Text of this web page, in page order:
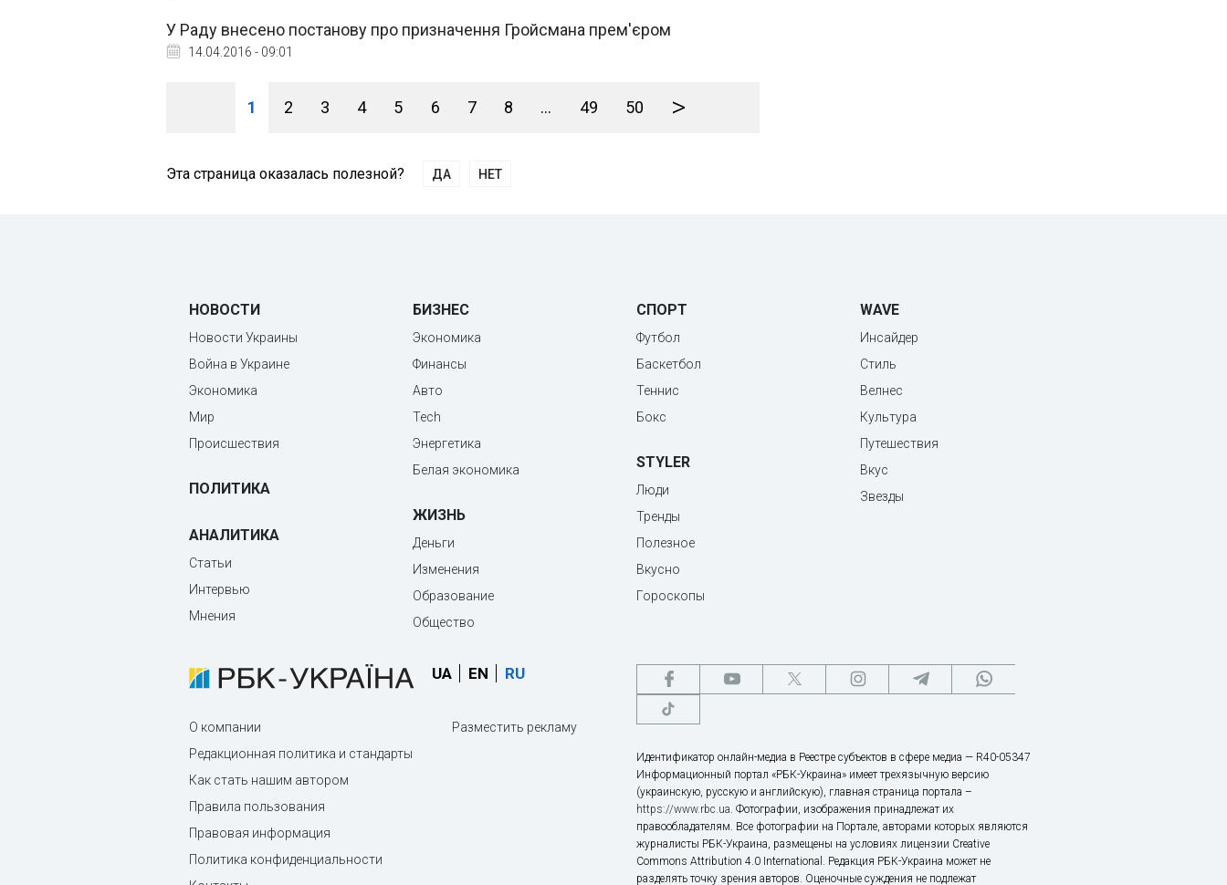
У Раду внесено постанову про призначення Гройсмана прем'єром
14.04.2016 - 09:01
1 2 3 4 5 6 7 8 ... 49 50 >
Эта страница оказалась полезной? ДА НЕТ
НОВОСТИ
Новости Украины
Война в Украине
Экономика
Мир
Происшествия
ПОЛИТИКА
АНАЛИТИКА
Статьи
Интервью
Мнения
БИЗНЕС
Экономика
Финансы
Авто
Tech
Энергетика
Белая экономика
ЖИЗНЬ
Деньги
Изменения
Образование
Общество
СПОРТ
Футбол
Баскетбол
Теннис
Бокс
STYLER
Люди
Тренды
Полезное
Вкусно
Гороскопы
WAVE
Инсайдер
Стиль
Велнес
Культура
Путешествия
Вкус
Звезды
UA EN RU
О компании
Редакционная политика и стандарты
Как стать нашим автором
Правила пользования
Правовая информация
Политика конфиденциальности
Разместить рекламу
Идентификатор онлайн-медиа в Реестре субъектов в сфере медиа — R40-05347
Информационный портал «РБК-Украина» имеет трехязычную версию
(украинскую, русскую и английскую), главная страница портала –
https://www.rbc.ua. Фотографии, изображения принадлежат их
правообладателям. Все фотографии на Портале, авторами которых являются
журналисты РБК-Украина, размещены на условиях лицензии Creative
Commons Attribution 4.0 International. Редакция РБК-Украина может не
разделять точку зрения авторов. Оценочные суждения не подлежат